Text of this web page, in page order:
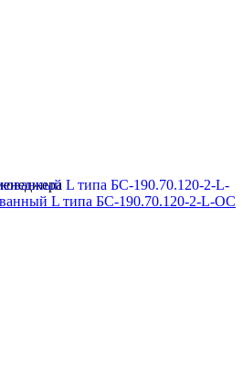
L типа БС-190.70.120-2-L-ОС